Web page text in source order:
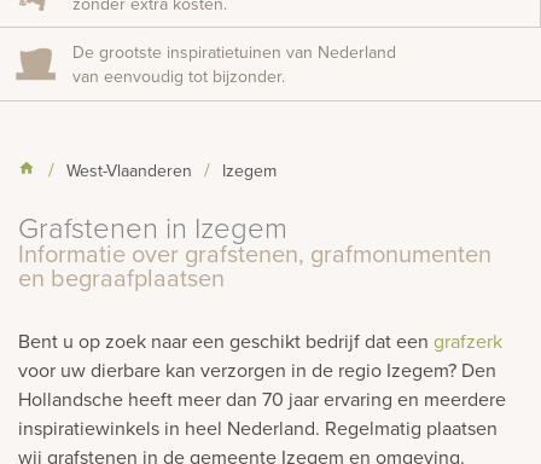
ook:
De grootste inspiratietuinen van Nederland
van eenvoudig tot bijzonder.
West-Vlaanderen Izegem
Grafstenen in Izegem
Informatie over grafstenen, grafmonumenten
en begraafplaatsen
Bent u op zoek naar een geschikt bedrijf dat een grafzerk
voor uw dierbare kan verzorgen in de regio Izegem? Den
Hollandsche heeft meer dan 70 jaar ervaring en meerdere
inspiratiewinkels in heel Nederland. Regelmatig plaatsen
wij grafstenen in de gemeente Izegem en omgeving.